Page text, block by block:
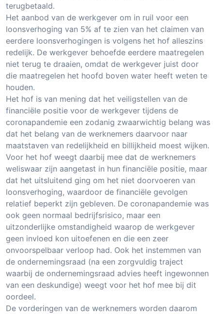
terugbetaald.
Het aanbod van de werkgever om in ruil voor een
loonsverhoging van 5% af te zien van het claimen van
eerdere loonsverhogingen is volgens het hof alleszins
redelijk. De werkgever behoefde eerdere maatregelen
niet terug te draaien, omdat de werkgever juist door
die maatregelen het hoofd boven water heeft weten te
houden.
Het hof is van mening dat het veiligstellen van de
financiële positie voor de werkgever tijdens de
coronapandemie een zodanig zwaarwichtig belang was
dat het belang van de werknemers daarvoor naar
maatstaven van redelijkheid en billijkheid moest wijken.
Voor het hof weegt daarbij mee dat de werknemers
weliswaar zijn aangetast in hun financiële positie, maar
dat het uitsluitend ging om het niet doorvoeren van
loonsverhoging, waardoor de financiële gevolgen
relatief beperkt zijn gebleven. De coronapandemie was
ook geen normaal bedrijfsrisico, maar een
uitzonderlijke omstandigheid waarop de werkgever
geen invloed kon uitoefenen en die een zeer
onvoorspelbaar verloop had. Ook het instemmen van
de ondernemingsraad (na een zorgvuldig traject
waarbij de ondernemingsraad advies heeft ingewonnen
van een deskundige) weegt voor het hof mee bij dit
oordeel.
De vorderingen van de werknemers worden daarom